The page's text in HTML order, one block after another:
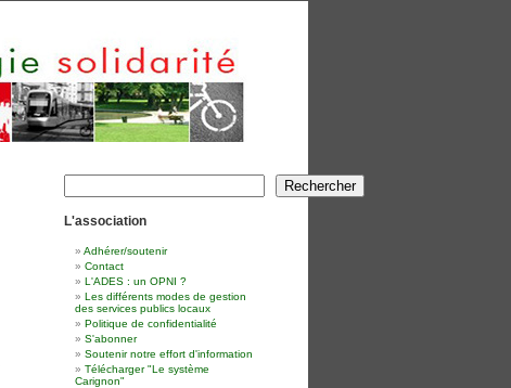
Rechercher Rechercher
L'association
Adhérer/soutenir
Contact
L'ADES : un OPNI ?
Les différents modes de gestion
des services publics locaux
Politique de confidentialité
S'abonner
Soutenir notre effort d'information
Télécharger "Le système
Carignon"